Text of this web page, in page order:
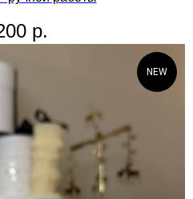
р.
NEW